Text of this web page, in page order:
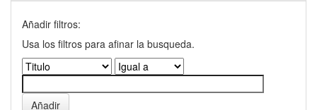
Añadir filtros:
Usa los filtros para afinar la busqueda.